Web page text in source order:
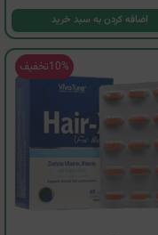
اضافه کردن به سبد خرید
10%تخفیف